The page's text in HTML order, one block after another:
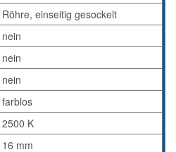
Röhre, einseitig gesockelt
nein
nein
nein
farblos
2500 K
16 mm